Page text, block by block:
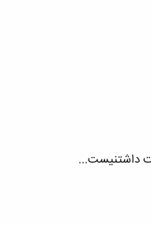
داشتنیست...